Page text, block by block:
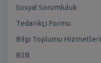
Sosyal Sorumluluk
Tedarikçi Formu
Bilgi Toplumu Hizmetleri
B2B